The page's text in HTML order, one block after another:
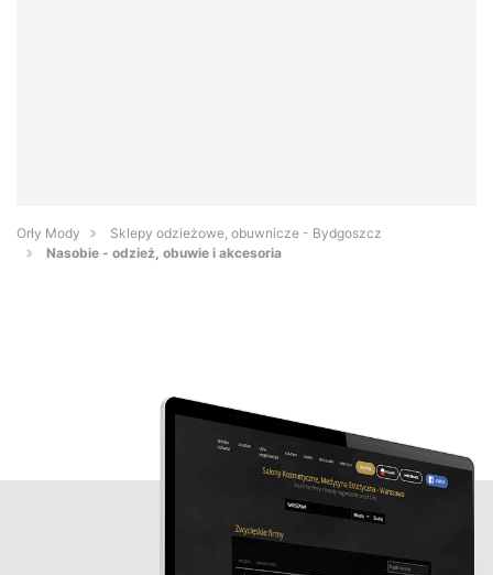
Orły Mody
Sklepy odzieżowe, obuwnicze - Bydgoszcz
Nasobie - odzież, obuwie i akcesoria